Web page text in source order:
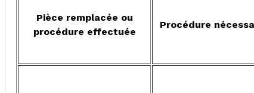
Pièce remplacée ou
procédure effectuée
Procédure